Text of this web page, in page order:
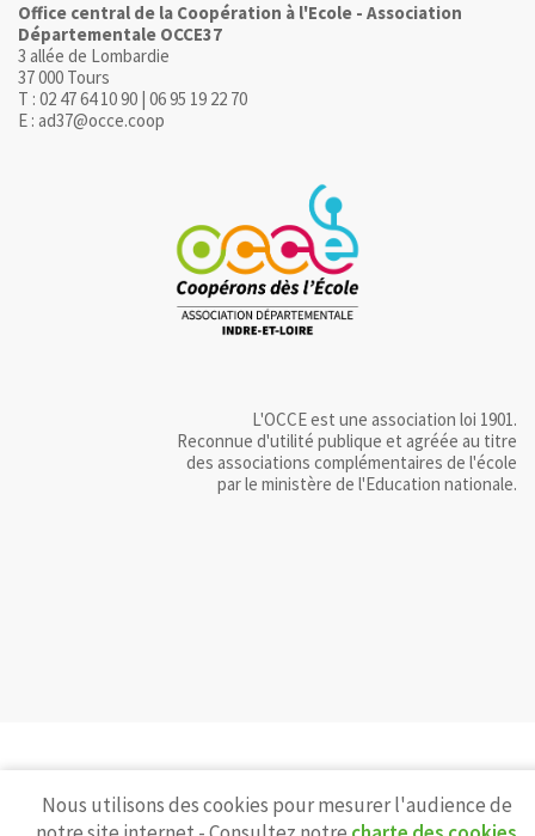
Office central de la Coopération à l'Ecole - Association
Départementale OCCE37
3 allée de Lombardie
37 000 Tours
T : 02 47 64 10 90 | 06 95 19 22 70
E : ad37@occe.coop
L'OCCE est une association loi 1901.
Reconnue d'utilité publique et agréée au titre
des associations complémentaires de l'école
par le ministère de l'Education nationale.
Nous utilisons des cookies pour mesurer l'audience de